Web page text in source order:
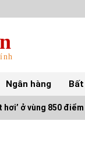
Ngân hàng
ở vùng 850 điểm